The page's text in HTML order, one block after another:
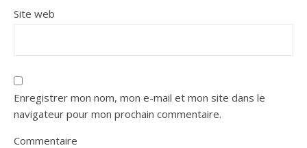
Site web
Enregistrer mon nom, mon e-mail et mon site dans le
navigateur pour mon prochain commentaire.
Commentaire